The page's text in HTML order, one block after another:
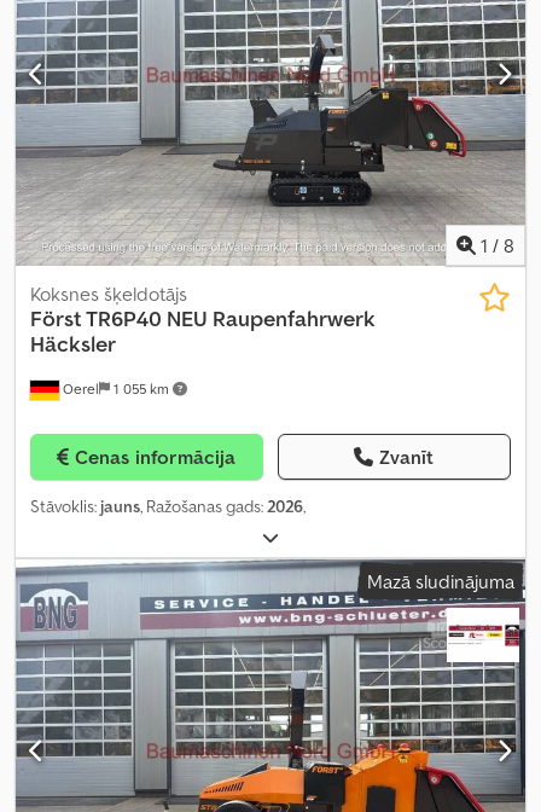
1 / 8
Oerel 1 055 km
Koksnes šķeldotājs
Först TR6P40 NEU Raupenfahrwerk
Häcksler
Cenas informācija Zvanīt
Stāvoklis: jauns, Ražošanas gads:2026,
Mazā sludinājuma